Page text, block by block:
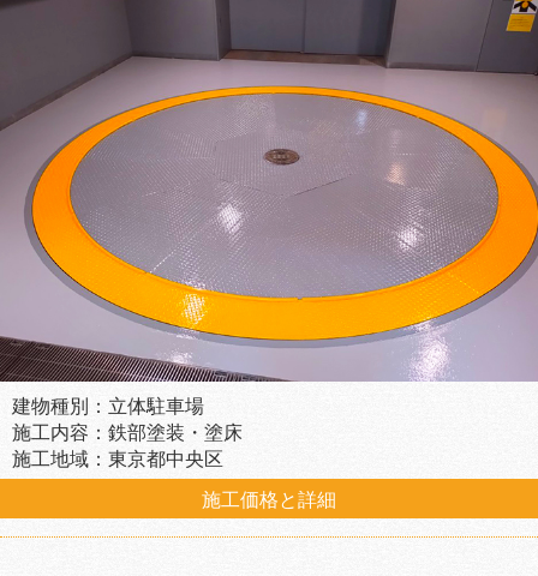
建物種別：立体駐車場
施工内容：鉄部塗装・塗床
施工地域：東京都中央区
施工価格と詳細